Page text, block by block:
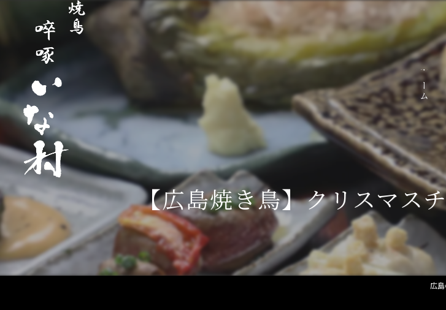
ホーム
【広島焼き鳥】クリスマス
広